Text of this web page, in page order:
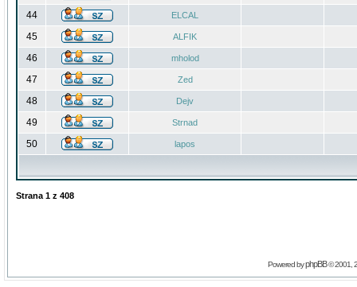
44 ELCAL
45 ALFIK
46 mholod
47 Zed
48 Dejv
49 Strnad
50 lapos
Strana 1 z 408
Powered byphpBB© 2001,